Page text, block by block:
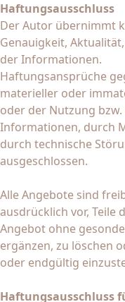
Haftungsausschluss
Der Autor übernimmt
Genauigkeit,
der Informationen.
Haftungsansprüche
materieller oder
oder der Nutzung
Informationen, durch
durch technische
ausgeschlossen.
Alle Angebote sind
ausdrücklich vor, Teile
Angebot ohne
ergänzen, zu löschen
oder endgültig
Haftungsausschluss